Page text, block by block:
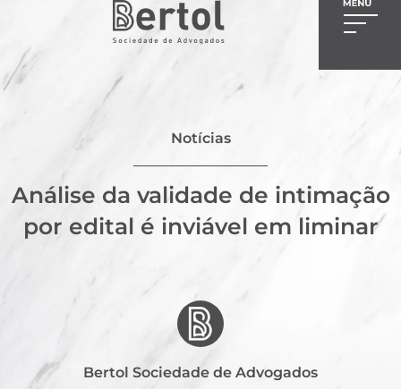
Notícias
Análise da validade de intimação
por edital é inviável em liminar
Bertol Sociedade de Advogados